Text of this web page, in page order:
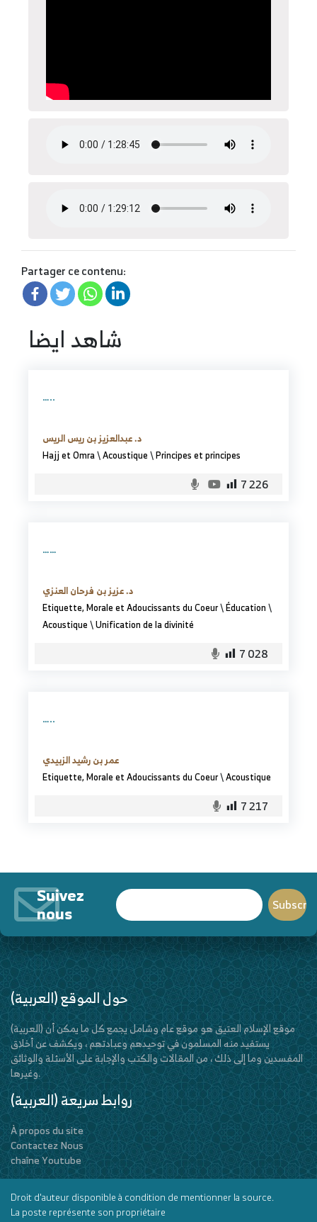
Partager ce contenu:
شاهد ايضا
…..
د. عبدالعزيز بن ريس الريس
Hajj et Omra\Acoustique\Principes et principes
7 226
……
د. عزيز بن فرحان العنزي
Etiquette, Morale et Adoucissants du Coeur\Éducation\
Acoustique\Unification de la divinité
7 028
…..
عمر بن رشيد الزبيدي
Etiquette, Morale et Adoucissants du Coeur\Acoustique
7 217
Suivez
nous
(العربية) حول الموقع
(العربية) موقع الإسلام العتيق هو موقع عام وشامل يجمع كل ما يمكن أن
يستفيد منه المسلمون في توحيدهم وعبادتهم ، ويكشف عن أخلاق
المفسدين وما إلى ذلك ، من المقالات والكتب والإجابة على الأسئلة والوثائق
وغيرها.
(العربية) روابط سريعة
À propos du site
Contactez Nous
chaîne Youtube
Droit d'auteur disponible à condition de mentionner la source.
La poste représente son propriétaire